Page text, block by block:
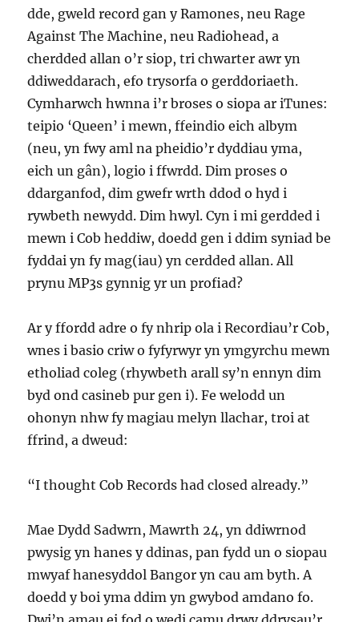
dde, gweld record gan y Ramones, neu Rage
Against The Machine, neu Radiohead, a
cherdded allan o’r siop, tri chwarter awr yn
ddiweddarach, efo trysorfa o gerddoriaeth.
Cymharwch hwnna i’r broses o siopa ar iTunes:
teipio ‘Queen’ i mewn, ffeindio eich albym
(neu, yn fwy aml na pheidio’r dyddiau yma,
eich un gân), logio i ffwrdd. Dim proses o
ddarganfod, dim gwefr wrth ddod o hyd i
rywbeth newydd. Dim hwyl. Cyn i mi gerdded i
mewn i Cob heddiw, doedd gen i ddim syniad be
fyddai yn fy mag(iau) yn cerdded allan. All
prynu MP3s gynnig yr un profiad?
Ar y ffordd adre o fy nhrip ola i Recordiau’r Cob,
wnes i basio criw o fyfyrwyr yn ymgyrchu mewn
etholiad coleg (rhywbeth arall sy’n ennyn dim
byd ond casineb pur gen i). Fe welodd un
ohonyn nhw fy magiau melyn llachar, troi at
ffrind, a dweud:
“I thought Cob Records had closed already.”
Mae Dydd Sadwrn, Mawrth 24, yn ddiwrnod
pwysig yn hanes y ddinas, pan fydd un o siopau
mwyaf hanesyddol Bangor yn cau am byth. A
doedd y boi yma ddim yn gwybod amdano fo.